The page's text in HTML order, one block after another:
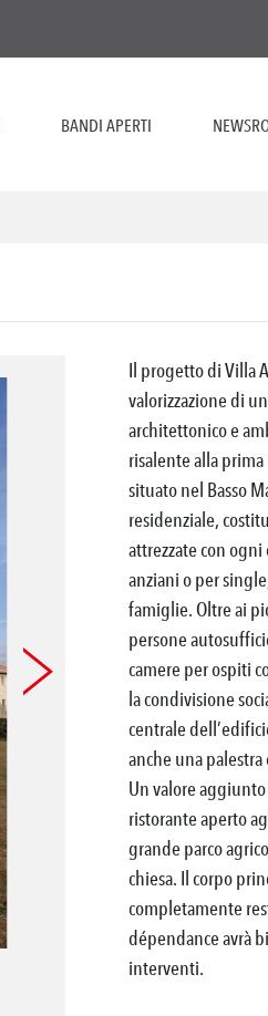
BANDI APERTI
provided by the city council
Il progetto di Villa
valorizzazione di
architettonico e
risalente alla prima
situato nel Basso
residenziale,
attrezzate con
anziani o per
famiglie. Oltre ai
persone
camere per ospiti
la condivisione
centrale
anche una
Un valore
ristorante aperto
grande parco
chiesa. Il corpo
completamente
dépendance avrà
interventi.